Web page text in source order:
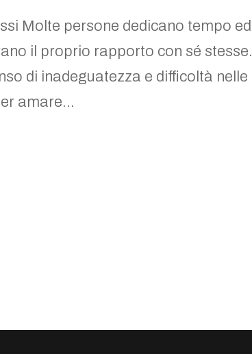
Molte persone dedicano tempo ed
il proprio rapporto con sé stesse.
di inadeguatezza e difficoltà nelle
amare...